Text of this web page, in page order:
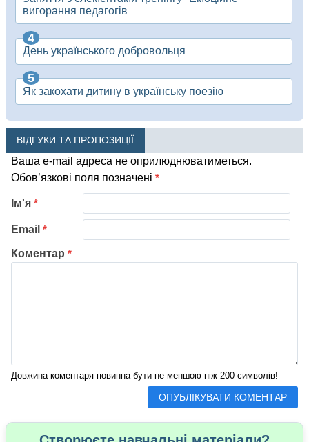
вигорання педагогів
День українського добровольця
Як закохати дитину в українську поезію
ВІДГУКИ ТА ПРОПОЗИЦІЇ
Ваша e-mail адреса не оприлюднюватиметься.
Обов’язкові поля позначені *
Коментар *
Довжина коментаря повинна бути не меншою ніж 200 символів!
Ім'я *
Email *